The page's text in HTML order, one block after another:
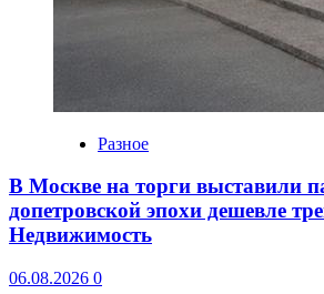
Разное
В Москве на торги выставили
допетровской эпохи дешевле
Недвижимость
06.08.2026 0